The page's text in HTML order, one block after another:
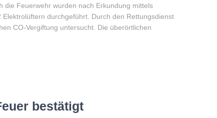
die Feuerwehr wurden nach Erkundung mittels
durchgeführt. Durch den Rettungsdienst
CO-Vergiftung untersucht. Die überörtlichen
bestätigt